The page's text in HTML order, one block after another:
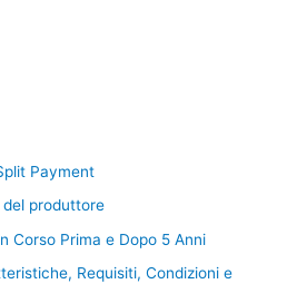
Payment
produttore
Corso Prima e Dopo 5 Anni
Requisiti, Condizioni e